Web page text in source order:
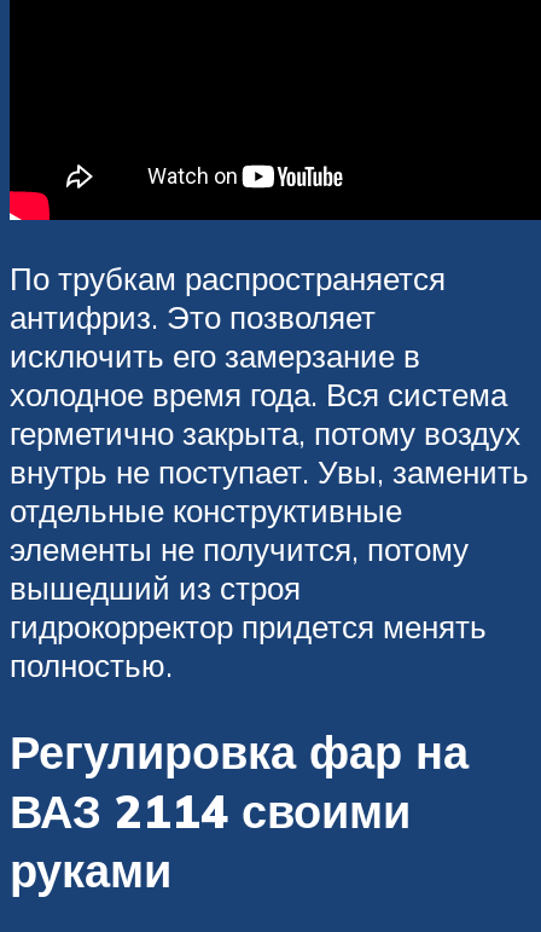
По трубкам распространяется
антифриз. Это позволяет
исключить его замерзание в
холодное время года. Вся система
герметично закрыта, потому воздух
внутрь не поступает. Увы, заменить
отдельные конструктивные
элементы не получится, потому
вышедший из строя
гидрокорректор придется менять
полностью.
Регулировка фар на
ВАЗ 2114 своими
руками